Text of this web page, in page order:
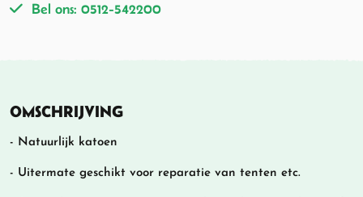
Bel ons: 0512-542200
OMSCHRIJVING
- Natuurlijk katoen
- Uitermate geschikt voor reparatie van tenten etc.